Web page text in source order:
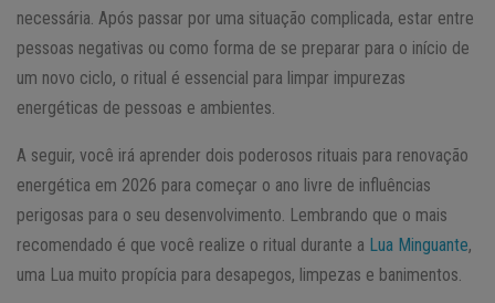
necessária. Após passar por uma situação complicada, estar entre
pessoas negativas ou como forma de se preparar para o início de
um novo ciclo, o ritual é essencial para limpar impurezas
energéticas de pessoas e ambientes.
A seguir, você irá aprender dois poderosos rituais para renovação
energética em 2026 para começar o ano livre de influências
perigosas para o seu desenvolvimento. Lembrando que o mais
recomendado é que você realize o ritual durante a Lua Minguante,
uma Lua muito propícia para desapegos, limpezas e banimentos.